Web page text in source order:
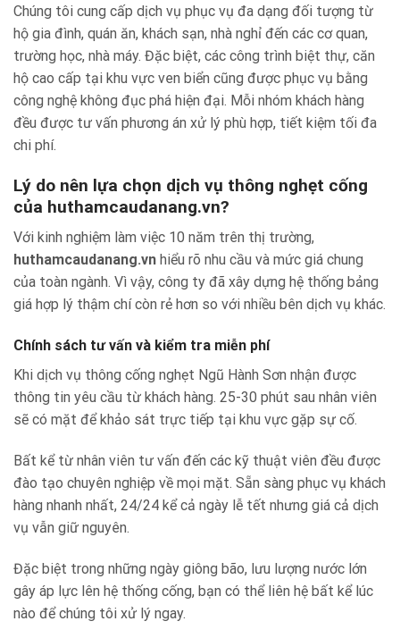
Chúng tôi cung cấp dịch vụ phục vụ đa dạng đối tượng từ
hộ gia đình, quán ăn, khách sạn, nhà nghỉ đến các cơ quan,
trường học, nhà máy. Đặc biệt, các công trình biệt thự, căn
hộ cao cấp tại khu vực ven biển cũng được phục vụ bằng
công nghệ không đục phá hiện đại. Mỗi nhóm khách hàng
đều được tư vấn phương án xử lý phù hợp, tiết kiệm tối đa
chi phí.
Lý do nên lựa chọn dịch vụ thông nghẹt cống
của huthamcaudanang.vn?
Với kinh nghiệm làm việc 10 năm trên thị trường,
huthamcaudanang.vn hiểu rõ nhu cầu và mức giá chung
của toàn ngành. Vì vậy, công ty đã xây dựng hệ thống bảng
giá hợp lý thậm chí còn rẻ hơn so với nhiều bên dịch vụ khác.
Chính sách tư vấn và kiểm tra miễn phí
Khi dịch vụ thông cống nghẹt Ngũ Hành Sơn nhận được
thông tin yêu cầu từ khách hàng. 25-30 phút sau nhân viên
sẽ có mặt để khảo sát trực tiếp tại khu vực gặp sự cố.
Bất kể từ nhân viên tư vấn đến các kỹ thuật viên đều được
đào tạo chuyên nghiệp về mọi mặt. Sẵn sàng phục vụ khách
hàng nhanh nhất, 24/24 kể cả ngày lễ tết nhưng giá cả dịch
vụ vẫn giữ nguyên.
Đặc biệt trong những ngày giông bão, lưu lượng nước lớn
gây áp lực lên hệ thống cống, bạn có thể liên hệ bất kể lúc
nào để chúng tôi xử lý ngay.